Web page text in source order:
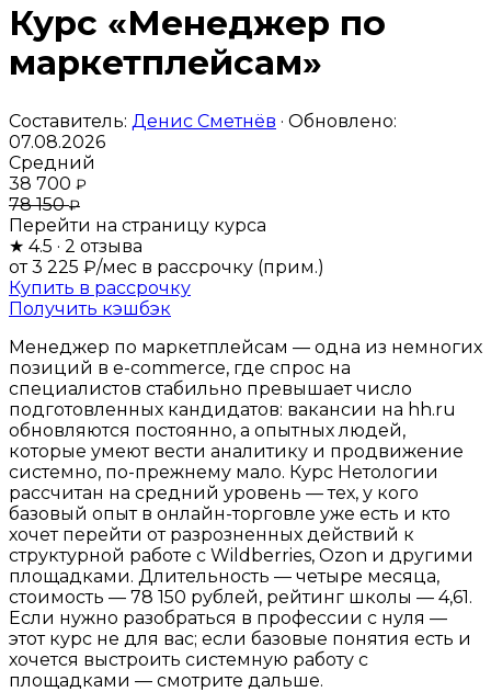
Курс «Менеджер по
маркетплейсам»
Составитель: Денис Сметнёв · Обновлено:
07.08.2026
Средний
38 700 ₽
78 150₽
Перейти на страницу курса
★ 4.5 · 2 отзыва
от 3 225 ₽/мес в рассрочку (прим.)
Купить в рассрочку
Получить кэшбэк
Менеджер по маркетплейсам — одна из немногих
позиций в e-commerce, где спрос на
специалистов стабильно превышает число
подготовленных кандидатов: вакансии на hh.ru
обновляются постоянно, а опытных людей,
которые умеют вести аналитику и продвижение
системно, по-прежнему мало. Курс Нетологии
рассчитан на средний уровень — тех, у кого
базовый опыт в онлайн-торговле уже есть и кто
хочет перейти от разрозненных действий к
структурной работе с Wildberries, Ozon и другими
площадками. Длительность — четыре месяца,
стоимость — 78 150 рублей, рейтинг школы — 4,61.
Если нужно разобраться в профессии с нуля —
этот курс не для вас; если базовые понятия есть и
хочется выстроить системную работу с
площадками — смотрите дальше.